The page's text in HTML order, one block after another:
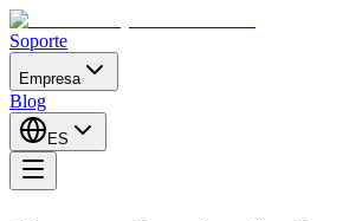
Soporte
Empresa
Blog
ES